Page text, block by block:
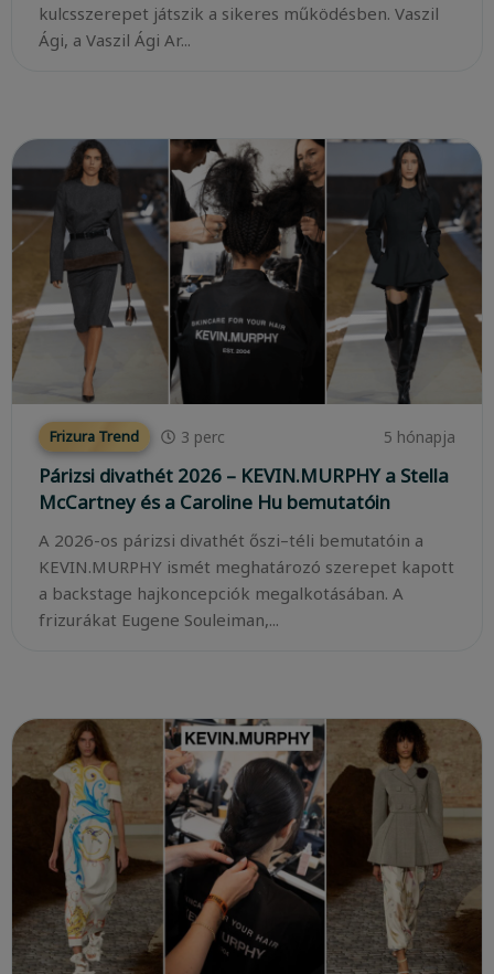
kulcsszerepet játszik a sikeres működésben. Vaszil
Ági, a Vaszil Ági Ar...
Frizura Trend 3 perc 5 hónapja
Párizsi divathét 2026 – KEVIN.MURPHY a Stella
McCartney és a Caroline Hu bemutatóin
A 2026-os párizsi divathét őszi–téli bemutatóin a
KEVIN.MURPHY ismét meghatározó szerepet kapott
a backstage hajkoncepciók megalkotásában. A
frizurákat Eugene Souleiman,...